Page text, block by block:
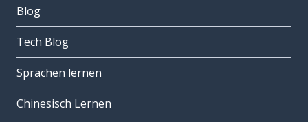
Blog
Tech Blog
Sprachen lernen
Chinesisch Lernen